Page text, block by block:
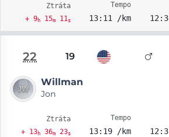
Ztráta
+ 9h15m11s
Tempo
13:11 /km
22 19
Willman
Jon
Ztráta
+ 13h36m23s
Tempo
13:19 /km